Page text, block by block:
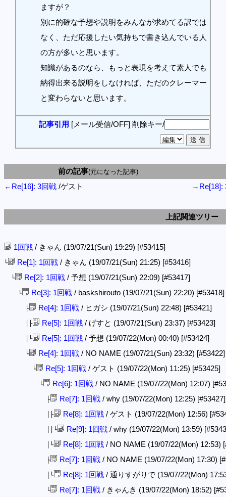
ますが？
別に的確な予想や説明をみんなが求めてる訳では
なく、ただ応援したい気持ちで書き込んでいる人
の方が多いと思います。
知識があるのなら、もっと表現を考えて素人でも
納得出来る説明をしなければ、ただのクレーマー
と変わらないと思います。
記事引用 [メール受信/OFF] 削除キー/
前の記事(元になった記事)
←Re[16]: 3回戦 /ゲスト →Re[18]:
上記関連ツリー
1回戦 / きゃん (19/07/21(Sun) 19:29) [#53415]
└ Re[1]: 1回戦 / きゃん (19/07/21(Sun) 21:25) [#53416]
└ Re[2]: 1回戦 / 予想 (19/07/21(Sun) 22:09) [#53417]
└ Re[3]: 1回戦 / baskshirouto (19/07/21(Sun) 22:20) [#53418]
├ Re[4]: 1回戦 / ヒガシ (19/07/21(Sun) 22:48) [#53421]
│├ Re[5]: 1回戦 / げすと (19/07/21(Sun) 23:37) [#53423]
│└ Re[5]: 1回戦 / 予想 (19/07/22(Mon) 00:40) [#53424]
└ Re[4]: 1回戦 / NO NAME (19/07/21(Sun) 23:32) [#53422]
└ Re[5]: 1回戦 / ゲスト (19/07/22(Mon) 11:25) [#53425]
└ Re[6]: 1回戦 / NO NAME (19/07/22(Mon) 12:07)
├ Re[7]: 1回戦 / why (19/07/22(Mon) 12:25) [#53427]
│├ Re[8]: 1回戦 / ゲスト (19/07/22(Mon) 12:56)
││└ Re[9]: 1回戦 / why (19/07/22(Mon) 13:59)
│└ Re[8]: 1回戦 / NO NAME (19/07/22(Mon) 12:53)
├ Re[7]: 1回戦 / NO NAME (19/07/22(Mon) 17:30)
│└ Re[8]: 1回戦 / 通りすがりで (19/07/22(Mon)
└ Re[7]: 1回戦 / きゃんき (19/07/22(Mon) 18:52)